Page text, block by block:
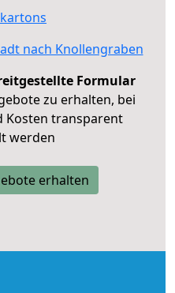
nach Knollengraben
Formular
zu erhalten, bei
Kosten transparent
werden
erhalten